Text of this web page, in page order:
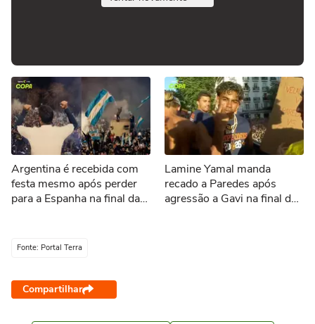
Argentina é recebida com
festa mesmo após perder
para a Espanha na final da
Lamine Yamal manda
recado a Paredes após
agressão a Gavi na final da
Fonte: Portal Terra
Compartilhar